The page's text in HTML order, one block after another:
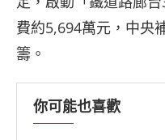
費約5,694萬元，中央
籌。
你可能也喜歡